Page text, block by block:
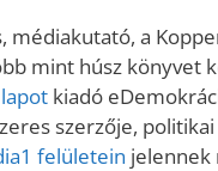
médiakutató, a
mint húsz könyvet
kiadó
szerzője,
felületein jelennek